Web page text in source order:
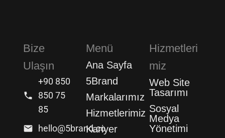
Bize
Ulaşın
+90 850
850 75
85
hello@5brand.co
Menü
Ana Sayfa
5Brand
Markalarımız
Hizmetlerimiz
Kariyer
Hizmetleri
miz
Web Site
Tasarımı
Sosyal
Medya
Yönetimi